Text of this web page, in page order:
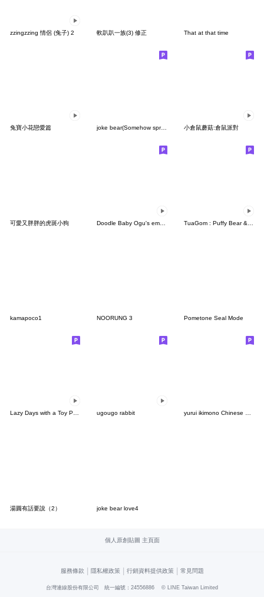
zzingzzing 情侶 (兔子) 2 軟趴趴一族(3) 修正 That at that time
兔寶小花戀愛篇 joke bear(Somehow spring) 小倉鼠蘑菇:倉鼠派對
可愛又胖胖的虎斑小狗
kamapoco1 NOORUNG 3 Pometone Seal Mode
Lazy Days with a Toy Poodle2 ugougo rabbit yurui ikimono Chinese 4 (Small)
湯圓有話要說（2） joke bear love4
個人原創貼圖 主頁面
服務條款 | 隱私權政策 | 行銷資料提供政策 | 常見問題
台灣連線股份有限公司 統一編號：24556886 © LINE Taiwan Limited